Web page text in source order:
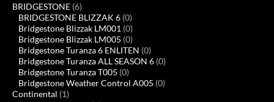
BRIDGESTONE (6)
BRIDGESTONE BLIZZAK 6 (0)
Bridgestone Blizzak LM001 (0)
Bridgestone Blizzak LM005 (0)
Bridgestone Turanza 6 ENLITEN (0)
Bridgestone Turanza ALL SEASON 6 (0)
Bridgestone Turanza T005 (0)
Bridgestone Weather Control A005 (0)
Continental (1)